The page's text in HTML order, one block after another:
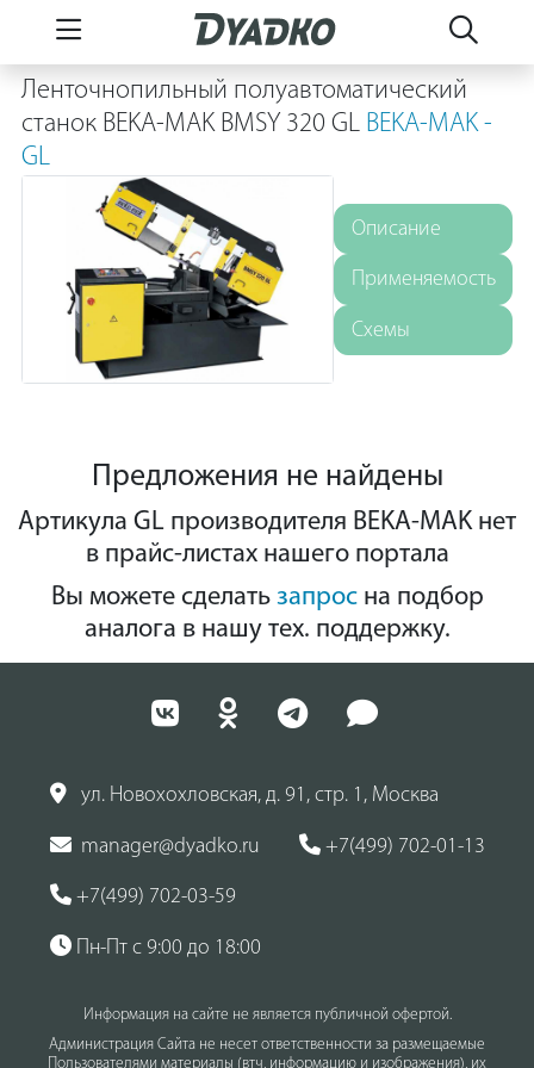
Ленточнопильный полуавтоматический
станок BEKA-MAK BMSY 320 GL BEKA-MAK -
GL
Описание
Применяемость
Схемы
Предложения не найдены
Артикула GL производителя BEKA-MAK нет
в прайс-листах нашего портала
Вы можете сделать запросна подбор
аналога в нашу тех. поддержку.
ул. Новохохловская, д. 91, стр. 1, Москва
manager@dyadko.ru +7(499) 702-01-13
+7(499) 702-03-59
Пн-Пт с 9:00 до 18:00
Информация на сайте не является публичной офертой.
Администрация Сайта не несет ответственности за размещаемые
Пользователями материалы (втч, информацию и изображения), их